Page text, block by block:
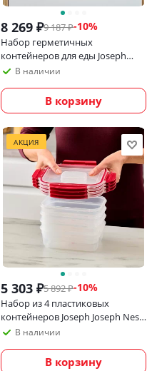
8 269 ₽9 187₽-10%
Набор герметичных
контейнеров для еды Joseph
Joseph Nest Lock, 8 шт
В наличии
В корзину
АКЦИЯ
5 303 ₽5 892₽-10%
Набор из 4 пластиковых
контейнеров Joseph Joseph Nest
Lock 1,1 л, красный
В наличии
В корзину